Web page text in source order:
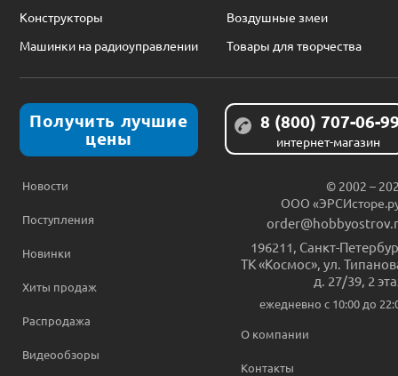
Конструкторы
Воздушные змеи
Машинки на радиоуправлении
Товары для творчества
Получить лучшие
цены
8 (800) 707-06-
интернет-магазин
Новости
Поступления
Новинки
Хиты продаж
Распродажа
Видеообзоры
© 2002 –
ООО
196211 Санкт-
ТК «Космос», ул.
д. 27/39, 2
ежедневно c 10:00 до
О компании
Контакты